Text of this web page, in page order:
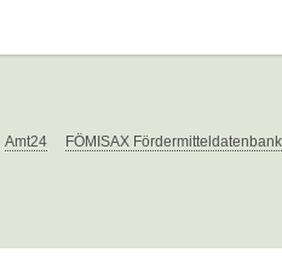
Amt24 FÖMISAX Fördermitteldatenbank